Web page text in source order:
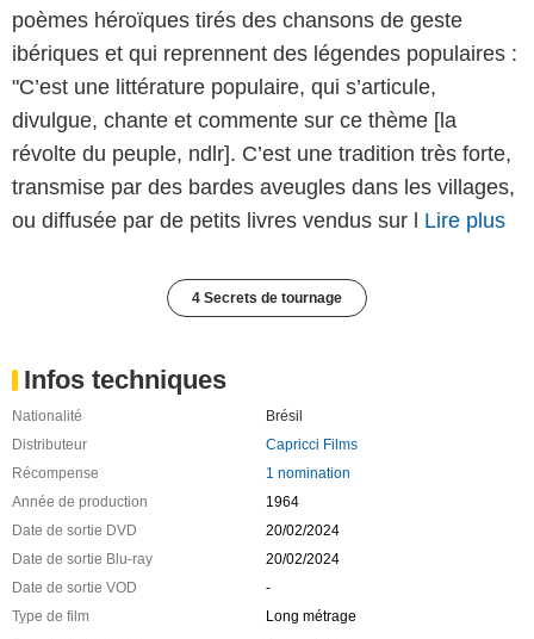
poèmes héroïques tirés des chansons de geste
ibériques et qui reprennent des légendes populaires :
"C’est une littérature populaire, qui s’articule,
divulgue, chante et commente sur ce thème [la
révolte du peuple, ndlr]. C’est une tradition très forte,
transmise par des bardes aveugles dans les villages,
ou diffusée par de petits livres vendus sur l Lire plus
4 Secrets de tournage
Infos techniques
Nationalité
Brésil
Distributeur
Capricci Films
Récompense
1 nomination
Année de production
1964
Date de sortie DVD
20/02/2024
Date de sortie Blu-ray
20/02/2024
Date de sortie VOD
-
Type de film
Long métrage